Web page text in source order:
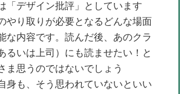
「デザイン批評」としています
やり取りが必要となるどんな場面
な内容です。読んだ後、あのクラ
るいは上司）にも読ませたい！と
ま思うのではないでしょう
も、そう思われていないといい